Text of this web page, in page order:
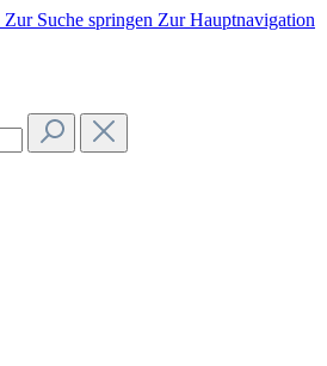
Zur Suche springen Zur Hauptnavigation